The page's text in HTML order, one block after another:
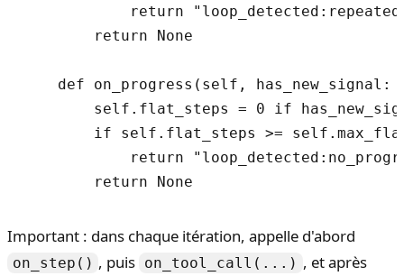
return
        return None
def on_progress(self, has_new_signal:
self.flat_steps = 0 if
if self.flat_steps >=
return
Important : dans chaque itération, appelle d'abord
on_step() , puis on_tool_call(...) , et après